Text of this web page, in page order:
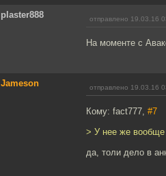
plaster888 отправлено 19.03.16
На моменте с
Jameson отправлено 19.03.16
Кому: fact777, #7
> У нее же вообще
да, толи дело в